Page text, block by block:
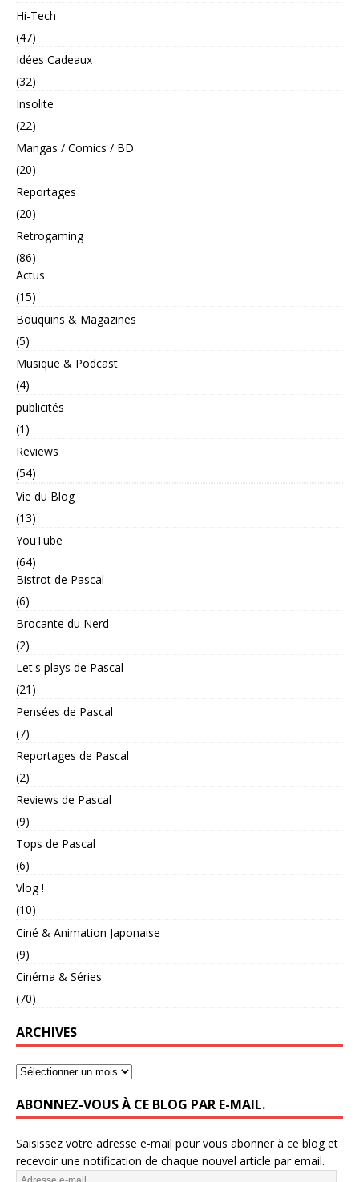
Hi-Tech
(47)
Idées Cadeaux
(32)
Insolite
(22)
Mangas / Comics / BD
(20)
Reportages
(20)
Retrogaming
(86)
Actus
(15)
Bouquins & Magazines
(5)
Musique & Podcast
(4)
publicités
(1)
Reviews
(54)
Vie du Blog
(13)
YouTube
(64)
Bistrot de Pascal
(6)
Brocante du Nerd
(2)
Let's plays de Pascal
(21)
Pensées de Pascal
(7)
Reportages de Pascal
(2)
Reviews de Pascal
(9)
Tops de Pascal
(6)
Vlog !
(10)
Ciné & Animation Japonaise
(9)
Cinéma & Séries
(70)
ARCHIVES
ABONNEZ-VOUS À CE BLOG PAR E-MAIL.
Saisissez votre adresse e-mail pour vous abonner à ce blog et
recevoir une notification de chaque nouvel article par email.